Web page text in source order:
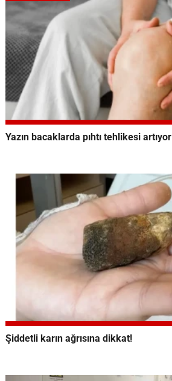
Yazın bacaklarda pıhtı tehlikesi artıyor
Şiddetli karın ağrısına dikkat!